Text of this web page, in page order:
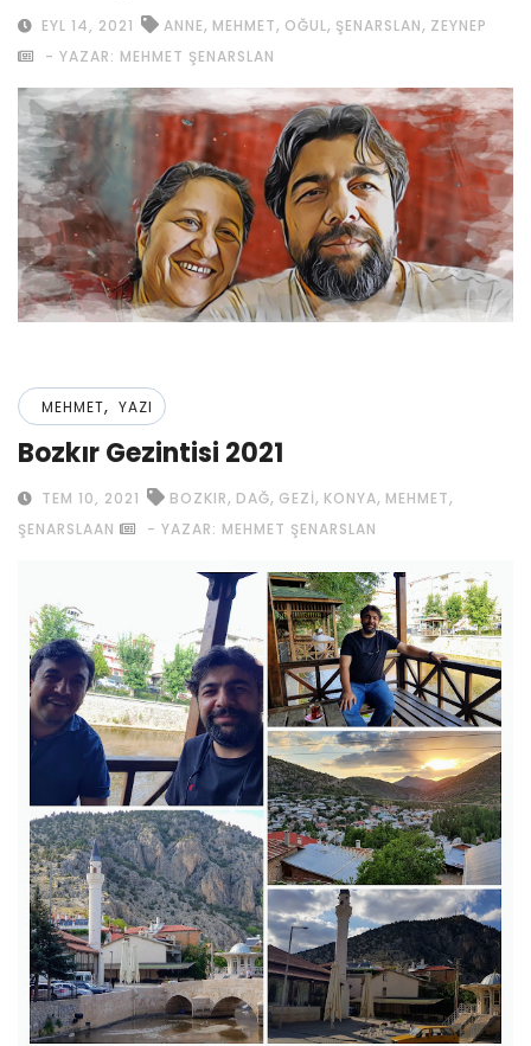
EYL 14, 2021 ANNE, MEHMET, OĞUL, ŞENARSLAN, ZEYNEP
- YAZAR: MEHMET ŞENARSLAN
MEHMET, YAZI
Bozkır Gezintisi 2021
TEM 10, 2021 BOZKIR, DAĞ, GEZI, KONYA, MEHMET,
ŞENARSLAAN - YAZAR: MEHMET ŞENARSLAN